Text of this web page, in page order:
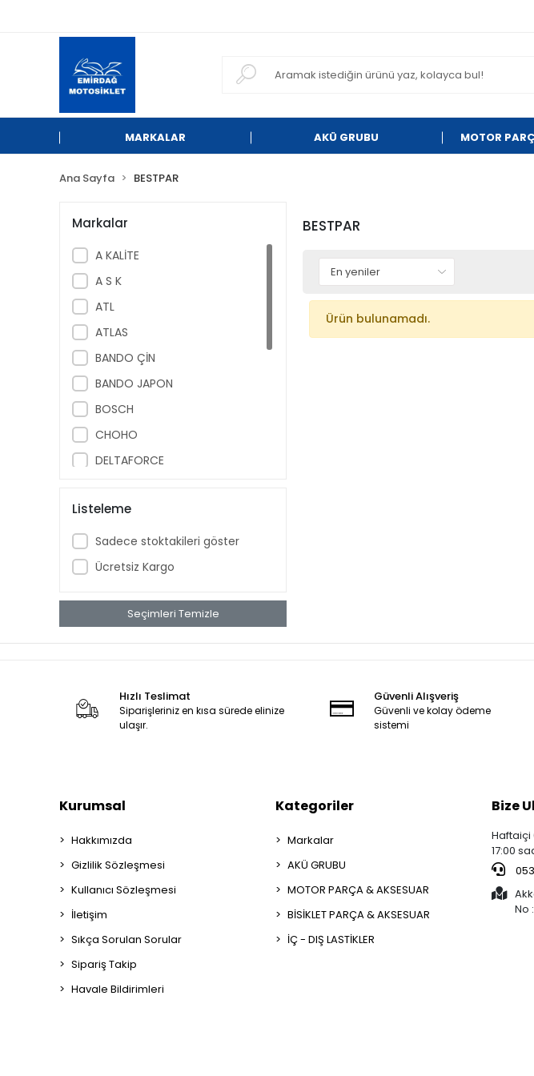
MARKALAR AKÜ GRUBU MOTOR
Ana Sayfa BESTPAR
Markalar
A KALİTE
A S K
ATL
ATLAS
BANDO ÇİN
BANDO JAPON
BOSCH
CHOHO
DELTAFORCE
Mondial
OEM
OSKAR
TONDAR
Zongshen
Listeleme
Sadece stoktakileri göster
Ücretsiz Kargo
Seçimleri Temizle
BESTPAR
Ürün bulunamadı.
Hızlı Teslimat
Siparişleriniz en kısa sürede elinize
ulaşır.
Güvenli Alışveriş
Güvenli ve kolay ödeme
sistemi
Kurumsal
Hakkımızda
Gizlilik Sözleşmesi
Kullanıcı Sözleşmesi
İletişim
Sıkça Sorulan Sorular
Sipariş Takip
Havale Bildirimleri
Kategoriler
Markalar
AKÜ GRUBU
MOTOR PARÇA & AKSESUAR
BİSİKLET PARÇA & AKSESUAR
İÇ - DIŞ LASTİKLER
Bize
Haftaiçi
17:00
No